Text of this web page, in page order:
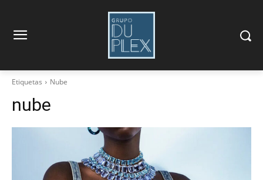
Etiquetas Nube
nube